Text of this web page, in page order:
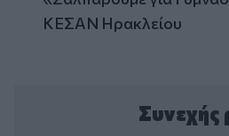
ΚΕΣΑΝ Ηρακλείου
Συνεχής